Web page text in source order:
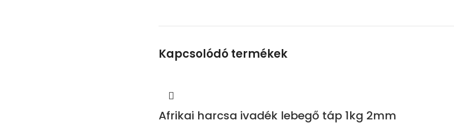
Kapcsolódó termékek
Afrikai harcsa ivadék lebegő táp 1kg 2mm